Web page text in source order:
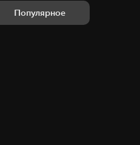
Популярное